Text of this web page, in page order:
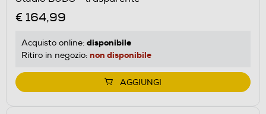
€ 164,99
Acquisto online: disponibile
Ritiro in negozio: non disponibile
AGGIUNGI